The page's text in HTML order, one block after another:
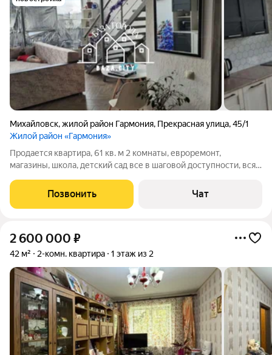
Михайловск,жилой район Гармония, Прекрасная улица,45/1
Жилой район «Гармония»
Продается квартира, 61 кв. м 2 комнаты, евроремонт,
магазины, школа, детский сад все в шаговой доступности, вся
одобрении ипотеки
Позвонить Чат
2 600 000 ₽
42 м² 2-комн. квартира 1 этаж из 2